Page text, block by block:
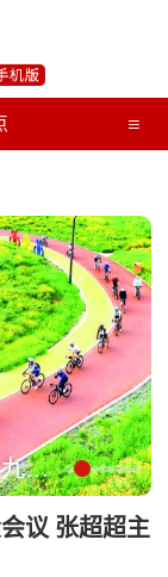
≡
城市向新而生 生活向美而行——九项“人居环境范例奖”见证石家庄宜居新高度
议 张超超主